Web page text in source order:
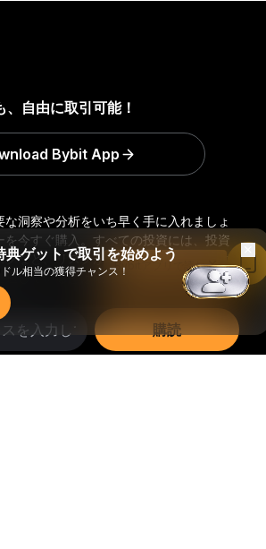
洞察や分析をいち早く手に入れましょ
今すぐ購入。 すべての投資には、投資
など、リスクが伴います。そのような
しているとは限りません。
購読
自由に取引可能！
Bybit App
ゲットで取引を始めよう
ル相当の獲得チャンス！Bybitアプリで読む